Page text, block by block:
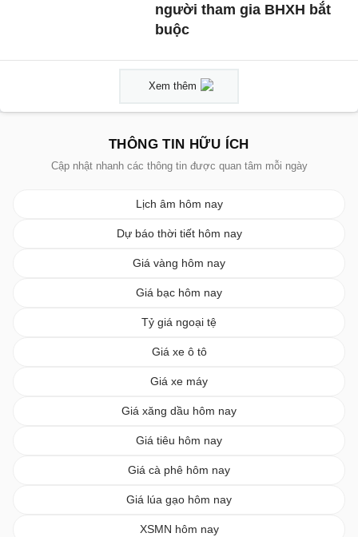
người tham gia BHXH bắt
buộc
Xem thêm
THÔNG TIN HỮU ÍCH
Cập nhật nhanh các thông tin được quan tâm mỗi ngày
Lịch âm hôm nay
Dự báo thời tiết hôm nay
Giá vàng hôm nay
Giá bạc hôm nay
Tỷ giá ngoại tệ
Giá xe ô tô
Giá xe máy
Giá xăng dầu hôm nay
Giá tiêu hôm nay
Giá cà phê hôm nay
Giá lúa gạo hôm nay
XSMN hôm nay